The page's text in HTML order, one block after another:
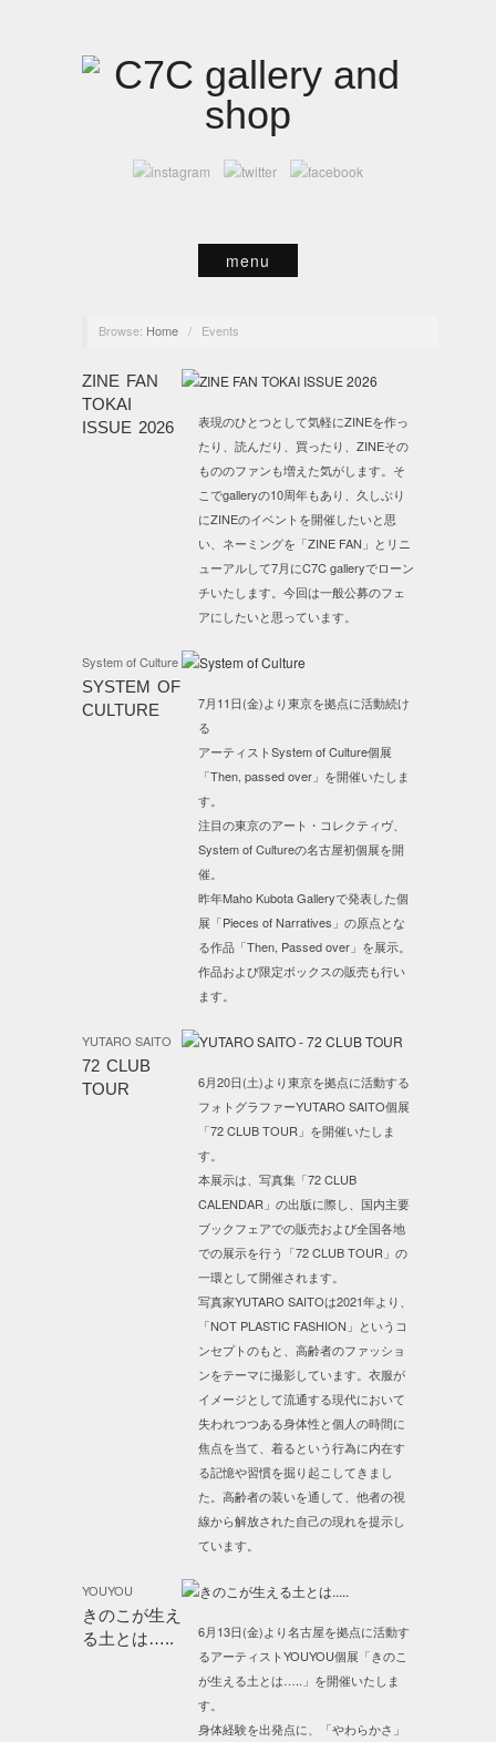
menu
Browse: Home / Events
ZINE FAN
TOKAI
ISSUE 2026
表現のひとつとして気軽にZINEを作っ
たり、読んだり、買ったり、ZINEその
もののファンも増えた気がします。そ
こでgalleryの10周年もあり、久しぶり
にZINEのイベントを開催したいと思
い、ネーミングを「ZINE FAN」とリニ
ューアルして7月にC7C galleryでローン
チいたします。今回は一般公募のフェ
アにしたいと思っています。
System of Culture
SYSTEM OF
CULTURE
7月11日(金)より東京を拠点に活動続け
る
アーティストSystem of Culture個展
「Then, passed over」を開催いたしま
す。
注目の東京のアート・コレクティヴ、
System of Cultureの名古屋初個展を開
催。
昨年Maho Kubota Galleryで発表した個
展「Pieces of Narratives」の原点とな
る作品「Then, Passed over」を展示。
作品および限定ボックスの販売も行い
ます。
YUTARO SAITO
72 CLUB
TOUR
6月20日(土)より東京を拠点に活動する
フォトグラファーYUTARO SAITO個展
「72 CLUB TOUR」を開催いたしま
す。
本展示は、写真集「72 CLUB
CALENDAR」の出版に際し、国内主要
ブックフェアでの販売および全国各地
での展示を行う「72 CLUB TOUR」の
一環として開催されます。
写真家YUTARO SAITOは2021年より、
「NOT PLASTIC FASHION」というコ
ンセプトのもと、高齢者のファッショ
ンをテーマに撮影しています。衣服が
イメージとして流通する現代において
失われつつある身体性と個人の時間に
焦点を当て、着るという行為に内在す
る記憶や習慣を掘り起こしてきまし
た。高齢者の装いを通して、他者の視
線から解放された自己の現れを提示し
ています。
YOUYOU
きのこが生え
る土とは…..
6月13日(金)より名古屋を拠点に活動す
るアーティストYOUYOU個展「きのこ
が生える土とは…..」を開催いたしま
す。
身体経験を出発点に、「やわらかさ」